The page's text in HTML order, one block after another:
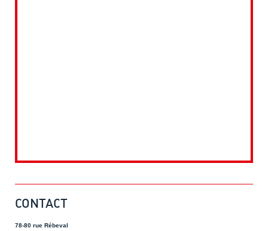
CONTACT
78-80 rue Rébeval